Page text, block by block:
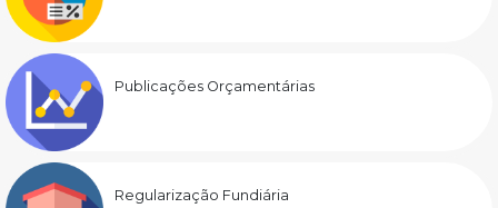
Publicações Orçamentárias
Regularização Fundiária